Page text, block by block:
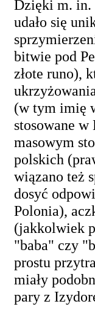
Dzięki m. in.
udało się
bitwie pod
złote runo),
(w tym imię
stosowane
masowym
polskich
wiązano też
dosyć
Polonia),
(jakkolwiek
"baba" czy
prostu
miały
pary z